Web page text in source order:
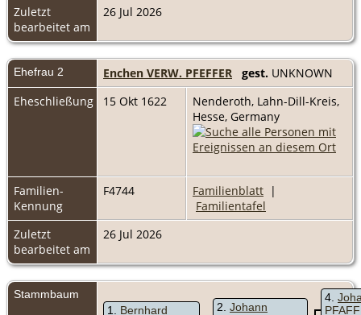
Zuletzt
bearbeitet am
26 Jul 2026
Ehefrau 2 Enchen VERW. PFEFFER gest. UNKNOWN
Eheschließung
15 Okt 1622
Nenderoth, Lahn-Dill-Kreis,
Hesse, Germany
Familien-
Kennung
F4744 Familienblatt |
Familientafel
Zuletzt
bearbeitet am
26 Jul 2026
Stammbaum
1
Bernhard
2 Johann
4
PFAFF